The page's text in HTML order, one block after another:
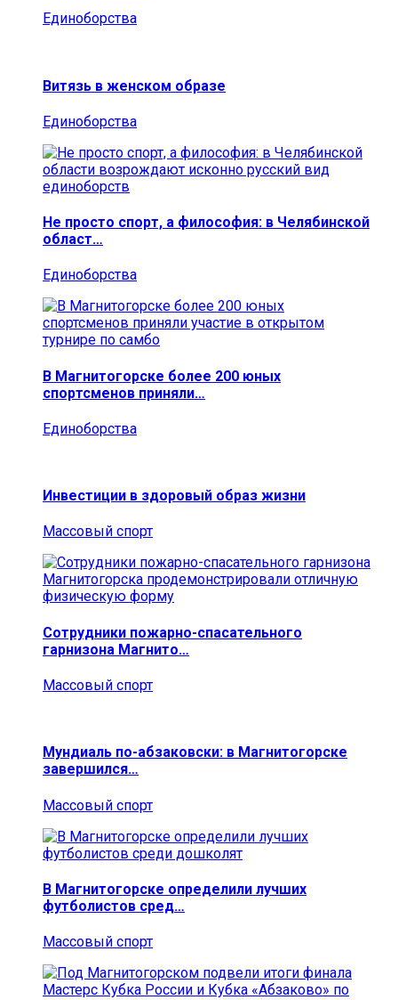
Единоборства
Витязь в женском образе
Единоборства
Не просто спорт, а философия: в Челябинской
област…
Единоборства
В Магнитогорске более 200 юных
спортсменов приняли…
Единоборства
Инвестиции в здоровый образ жизни
Массовый спорт
Сотрудники пожарно-спасательного
гарнизона Магнито…
Массовый спорт
Мундиаль по-абзаковски: в Магнитогорске
завершился…
Массовый спорт
В Магнитогорске определили лучших
футболистов сред…
Массовый спорт